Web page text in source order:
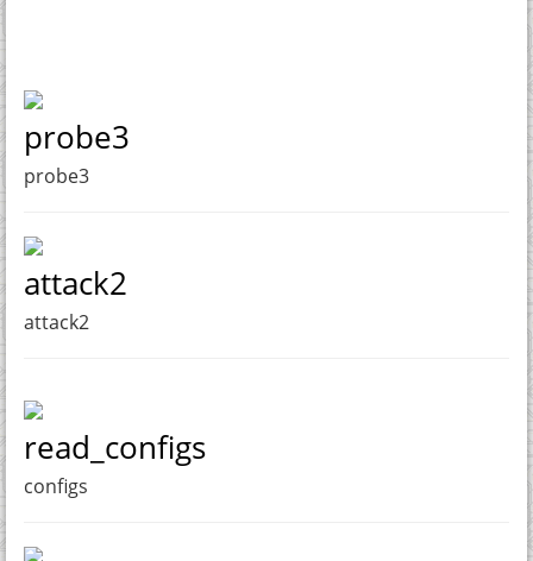
probe3
probe3
attack2
attack2
read_configs
configs